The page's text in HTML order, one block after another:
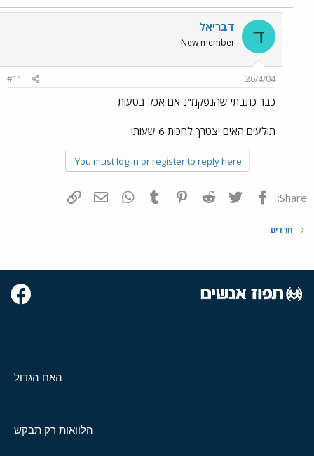
ד דבריאל
New member
26/4/04
#11
כבר כתבתי שהנפקמ"נ אם אכל בטעות
תולעים האים יצטרך לחכות 6 שעות!
You must log in or register to reply here.
Share: פייסבוק Twitter
Reddit
Pinterest
Tumblr
WhatsAppדואר אלקטרוני
חרדים
האח הגדול
הלוואות רק תבקש